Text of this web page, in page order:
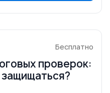
Бесплатно
проверок:
защищаться?